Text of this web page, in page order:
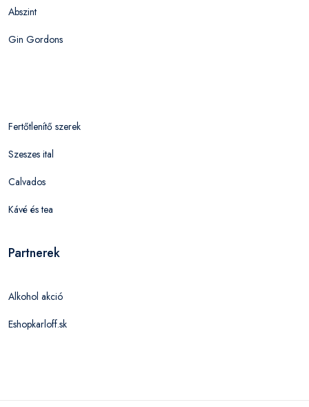
Abszint
Gin Gordons
Fertőtlenítő szerek
Szeszes ital
Calvados
Kávé és tea
Partnerek
Alkohol akció
Eshopkarloff.sk